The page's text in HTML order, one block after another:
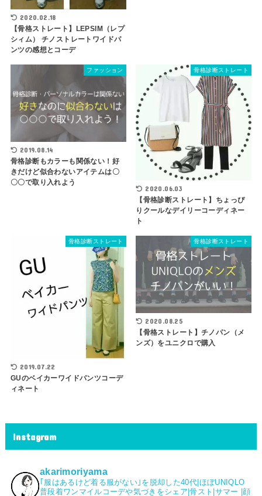
2020.02.18
【骨格ストレート】LEPSIM（レプ
シィム） チノストレートワイドパ
ンツの感想とコーデ
ファッション
2019.08.14
骨格診断もカラーも関係ない！好
きだけど似合わないアイテムは〇
〇〇で取り入れよう
骨格診断ストレート
2020.06.03
【骨格診断ストレート】ちょっぴ
りクールなデイリーコーディネー
ト
骨格診断ストレート
2019.07.22
GUのベイカーワイドパンツコーデ
ィネート
骨格診断ストレート
2020.08.25
【骨格ストレート】チノパン（メ
ンズ）をユニクロで購入
Instagram
akarimoriyama
｢服はあるけど着る服がない｣を脱却した40代|⁡ほぼUNIQLO
普段着ワンマイルコーデや気づきをシェア|骨スト|サマー |顔